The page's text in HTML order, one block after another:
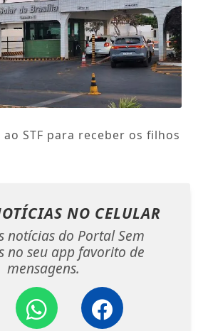
STF para receber os filhos
NO CELULAR
notícias do Portal Sem
no seu app favorito de
mensagens.